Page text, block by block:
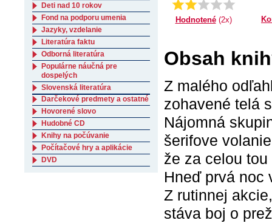
Priemer:
2.5
Hodnotené(2x)
Obsah
Z malého
zohavené telá
Nájomná
šerifove
že za celou
Hneď prvá noc
Z rutinnej
stáva boj o
Deti nad 10 rokov
Fond na podporu umenia
Jazyky, vzdelanie
Literatúra faktu
Odborná literatúra
Populárne náučná pre
dospelých
Slovenská literatúra
Darčekové predmety a ostatné
Hovorené slovo
Hudobné CD
Knihy na počúvanie
Počítačové hry a aplikácie
DVD